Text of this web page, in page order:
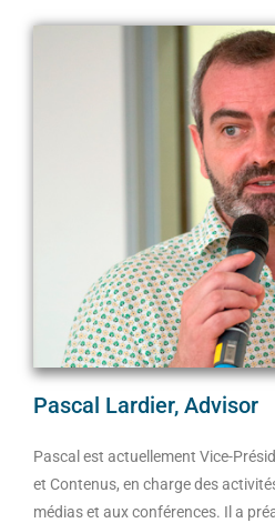
Pascal Lardier, Advisor
Pascal est actuellement Vice-
et Contenus, en charge des
médias et aux conférences. Il a